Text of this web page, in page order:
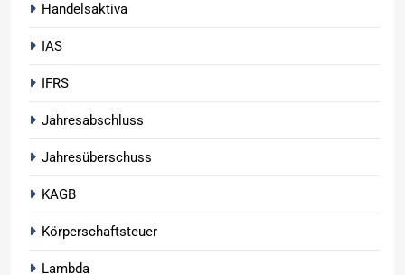
Handelsaktiva
IAS
IFRS
Jahresabschluss
Jahresüberschuss
KAGB
Körperschaftsteuer
Lambda